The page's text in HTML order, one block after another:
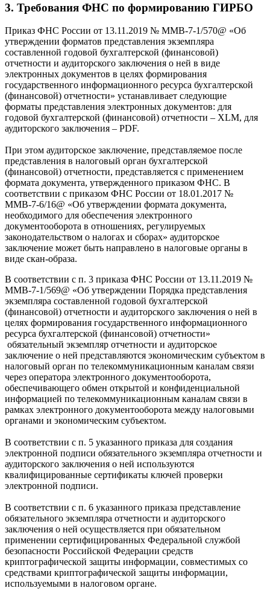
3. Требования ФНС по формированию ГИРБО
Приказ ФНС России от 13.11.2019 № ММВ-7-1/570@ «Об
утверждении форматов представления экземпляра
составленной годовой бухгалтерской (финансовой)
отчетности и аудиторского заключения о ней в виде
электронных документов в целях формирования
государственного информационного ресурса бухгалтерской
(финансовой) отчетности» устанавливает следующие
форматы представления электронных документов: для
годовой бухгалтерской (финансовой) отчетности – XLM, для
аудиторского заключения – PDF.
При этом аудиторское заключение, представляемое после
представления в налоговый орган бухгалтерской
(финансовой) отчетности, представляется с применением
формата документа, утвержденного приказом ФНС. В
соответствии с приказом ФНС России от 18.01.2017 №
ММВ-7-6/16@ «Об утверждении формата документа,
необходимого для обеспечения электронного
документооборота в отношениях, регулируемых
законодательством о налогах и сборах» аудиторское
заключение может быть направлено в налоговые органы в
виде скан-образа.
В соответствии с п. 3 приказа ФНС России от 13.11.2019 №
ММВ-7-1/569@ «Об утверждении Порядка представления
экземпляра составленной годовой бухгалтерской
(финансовой) отчетности и аудиторского заключения о ней в
целях формирования государственного информационного
ресурса бухгалтерской (финансовой) отчетности»
обязательный экземпляр отчетности и аудиторское
заключение о ней представляются экономическим субъектом в
налоговый орган по телекоммуникационным каналам связи
через оператора электронного документооборота,
обеспечивающего обмен открытой и конфиденциальной
информацией по телекоммуникационным каналам связи в
рамках электронного документооборота между налоговыми
органами и экономическим субъектом.
В соответствии с п. 5 указанного приказа для создания
электронной подписи обязательного экземпляра отчетности и
аудиторского заключения о ней используются
квалифицированные сертификаты ключей проверки
электронной подписи.
В соответствии с п. 6 указанного приказа представление
обязательного экземпляра отчетности и аудиторского
заключения о ней осуществляется при обязательном
применении сертифицированных Федеральной службой
безопасности Российской Федерации средств
криптографической защиты информации, совместимых со
средствами криптографической защиты информации,
используемыми в налоговом органе.